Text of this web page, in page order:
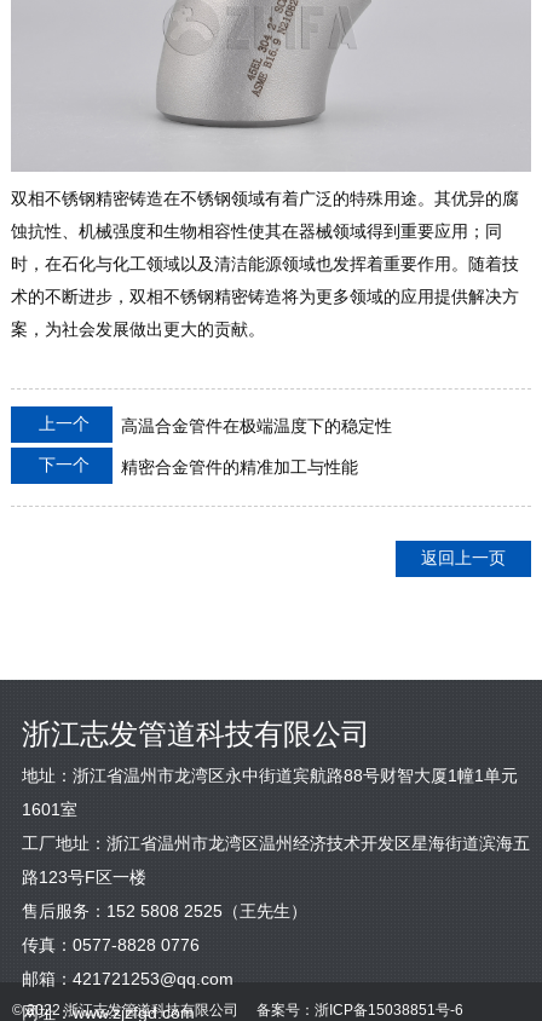
双相不锈钢精密铸造在不锈钢领域有着广泛的特殊用途。其优异的腐
蚀抗性、机械强度和生物相容性使其在器械领域得到重要应用；同
时，在石化与化工领域以及清洁能源领域也发挥着重要作用。随着技
术的不断进步，双相不锈钢精密铸造将为更多领域的应用提供解决方
案，为社会发展做出更大的贡献。
上一个
高温合金管件在极端温度下的稳定性
下一个
精密合金管件的精准加工与性能
返回上一页
浙江志发管道科技有限公司
地址：浙江省温州市龙湾区永中街道宾航路88号财智大厦1幢1单元
1601室
工厂地址：浙江省温州市龙湾区温州经济技术开发区星海街道滨海五
路123号F区一楼
售后服务： 152 5808 2525（王先生）
传真：0577-8828 0776
邮箱：421721253@qq.com
网址：www.zjzfgd.com
© 2022 浙江志发管道科技有限公司 备案号： 浙ICP备15038851号-6